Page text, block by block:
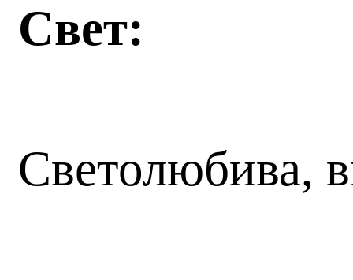
Свет:
Светолюбива,